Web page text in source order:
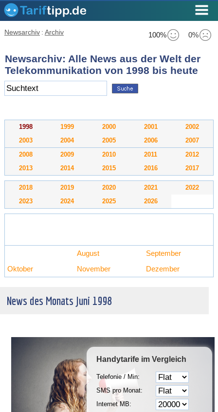
100% 0%
Newsarchiv : Archiv
Newsarchiv: Alle News aus der Welt der
Telekommunikation von 1998 bis heute
1998 1999 2000 2001
2002
2003
2004 2005 2006 2007
2008 2009 2010 2011
2012
2013
2014 2015 2016 2017
2018 2019 2020 2021
2022
2023
2024 2025 2026
August
September
Oktober
November Dezember
News des Monats Juni 1998
Handytarife im Vergleich
Telefonie / Min:
SMS pro Monat:
Internet MB: